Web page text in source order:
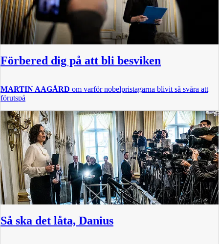
Förbered dig på att bli besviken
MARTIN AAGÅRD om varför nobelpristagarna blivit så svåra att
förutspå
Så ska det låta, Danius